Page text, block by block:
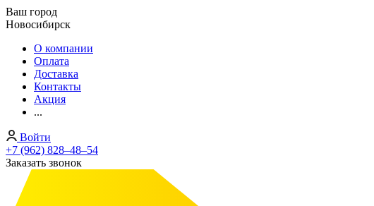
Ваш город
Новосибирск
О компании
Оплата
Доставка
Контакты
Акция
...
Войти
+7 (962) 828‒48‒54
Заказать звонок